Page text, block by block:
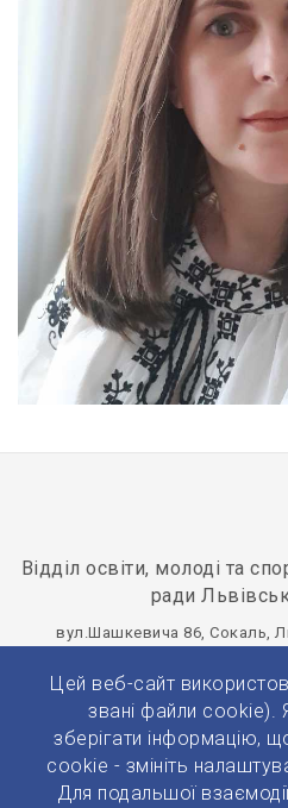
Цей веб-сайт
звані файли cookie).
зберігати інформацію,
cookie - змініть
Для подальшої
Відділ освіти, молоді та
ради
вул.Шашкевича 86, Сокаль,
Панель